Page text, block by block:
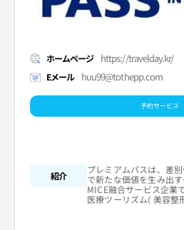
ホームページ https://travelday.kr/
Eメール huu99@tothepp.com
予約サービス
紹介
プレミアムパスは、差
で新たな価値を生み出
MICE融合サービス企業で
医療ツーリズム( 美容整
診療)商品を専門的に取
整形全般の施術や健康